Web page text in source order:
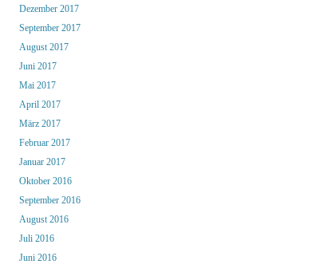
Dezember 2017
September 2017
August 2017
Juni 2017
Mai 2017
April 2017
März 2017
Februar 2017
Januar 2017
Oktober 2016
September 2016
August 2016
Juli 2016
Juni 2016